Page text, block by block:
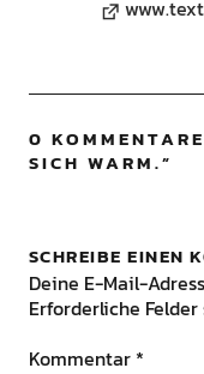
0
SICH WARM.”
SCHREIBE EINEN
Deine E-Mail-
Erforderliche
Kommentar *